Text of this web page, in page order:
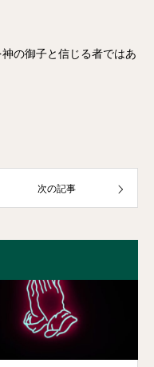
の御子と信じる者ではあ
次の記事